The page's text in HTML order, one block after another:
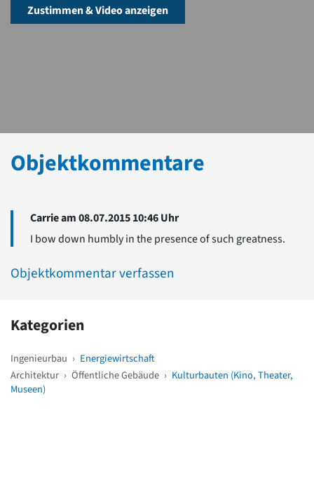
Zustimmen & Video anzeigen
Objektkommentare
Carrie am 08.07.2015 10:46 Uhr
I bow down humbly in the presence of such greatness.
Objektkommentar verfassen
Kategorien
Ingenieurbau › Energiewirtschaft
Architektur › Öffentliche Gebäude › Kulturbauten (Kino, Theater,
Museen)